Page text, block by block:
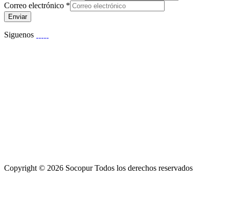
Correo electrónico *
Enviar
Siguenos
Copyright © 2026 Socopur Todos los derechos reservados